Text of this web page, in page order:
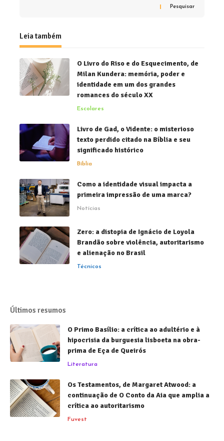
Pesquisar
Leia também
O Livro do Riso e do Esquecimento, de
Milan Kundera: memória, poder e
identidade em um dos grandes
romances do século XX
Escolares
Livro de Gad, o Vidente: o misterioso
texto perdido citado na Bíblia e seu
significado histórico
Bíblia
Como a identidade visual impacta a
primeira impressão de uma marca?
Notícias
Zero: a distopia de Ignácio de Loyola
Brandão sobre violência, autoritarismo
e alienação no Brasil
Técnicos
Últimos resumos
O Primo Basílio: a crítica ao adultério e à
hipocrisia da burguesia lisboeta na obra-
prima de Eça de Queirós
Literatura
Os Testamentos, de Margaret Atwood: a
continuação de O Conto da Aia que amplia a
crítica ao autoritarismo
Fuvest